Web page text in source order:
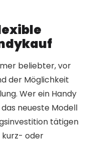
beliebter, vor
der Möglichkeit
Wer ein Handy
neueste Modell
tätigen
kurz- oder